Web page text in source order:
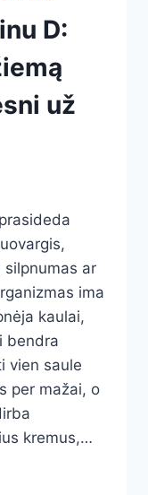
D:
už
silpnumas ar
ima
kaulai,
bendra
vien saule
per mažai, o
kremus,…